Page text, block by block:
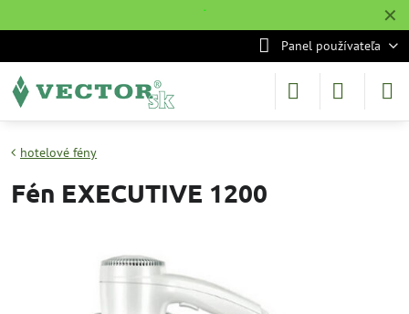
✕
˙
Panel používateľa
hotelové fény
Fén EXECUTIVE 1200